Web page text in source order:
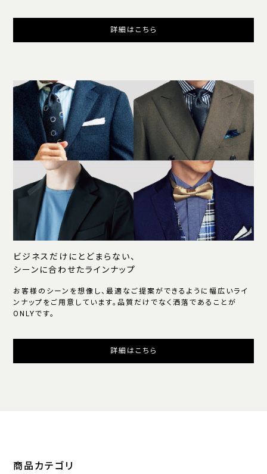
詳細はこちら
ビジネスだけにとどまらない、
シーンに合わせたラインナップ
お客様のシーンを想像し、最適なご提案ができるように幅広いライ
ンナップをご用意しています。品質だけでなく洒落であることが
ONLYです。
詳細はこちら
商品カテゴリ